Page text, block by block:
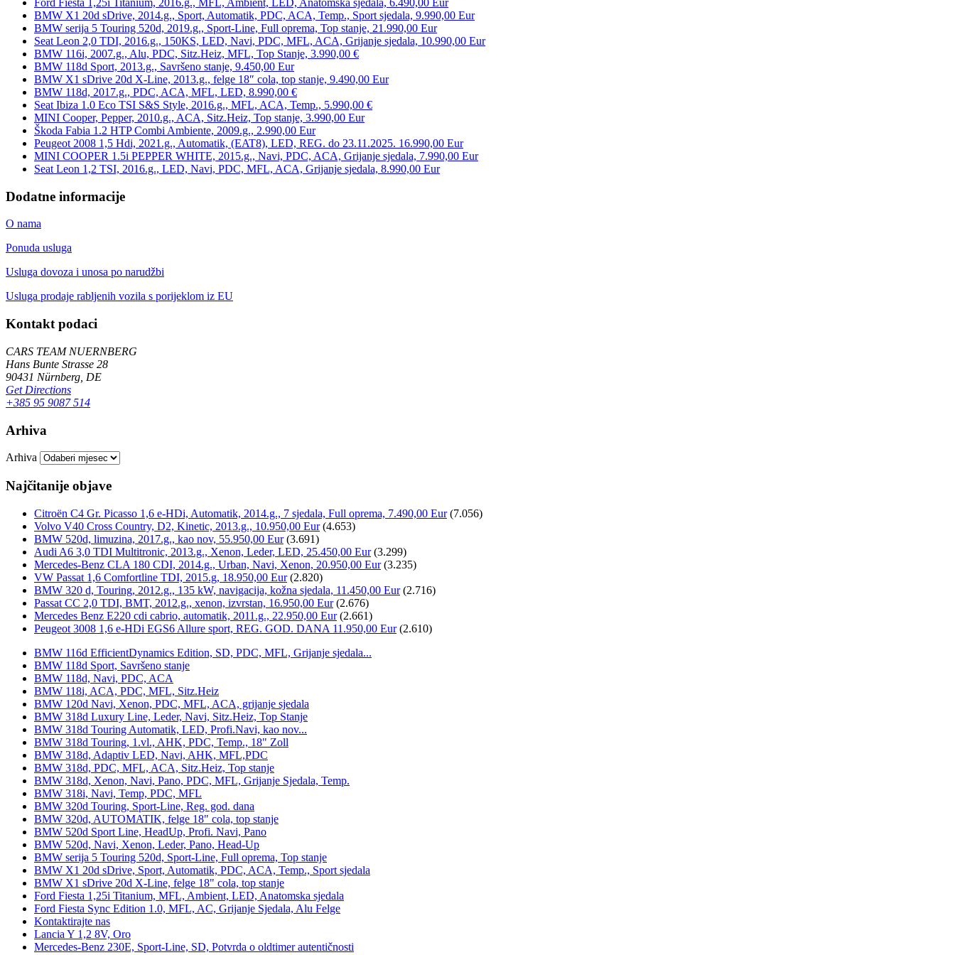
Ford Fiesta 1,25i Titanium, 2016.g., MFL, Ambient, LED, Anatomska sjedala, 6.490,00 Eur
BMW X1 20d sDrive, 2014.g., Sport, Automatik, PDC, ACA, Temp., Sport sjedala, 9.990,00 Eur
BMW serija 5 Touring 520d, 2019.g., Sport-Line, Full oprema, Top stanje, 21.990,00 Eur
Seat Leon 2,0 TDI, 2016.g., 150KS, LED, Navi, PDC, MFL, ACA, Grijanje sjedala, 10.990,00 Eur
BMW 116i, 2007.g., Alu, PDC, Sitz.Heiz, MFL, Top Stanje, 3.990,00 €
BMW 118d Sport, 2013.g., Savršeno stanje, 9.450,00 Eur
BMW X1 sDrive 20d X-Line, 2013.g., felge 18″ cola, top stanje, 9.490,00 Eur
BMW 118d, 2017.g., PDC, ACA, MFL, LED, 8.990,00 €
Seat Ibiza 1.0 Eco TSI S&S Style, 2016.g., MFL, ACA, Temp., 5.990,00 €
MINI Cooper, Pepper, 2010.g., ACA, Sitz.Heiz, Top stanje, 3.990,00 Eur
Škoda Fabia 1.2 HTP Combi Ambiente, 2009.g., 2.990,00 Eur
Peugeot 2008 1,5 Hdi, 2021.g., Automatik, (EAT8), LED, REG. do 23.11.2025. 16.990,00 Eur
MINI COOPER 1.5i PEPPER WHITE, 2015.g., Navi, PDC, ACA, Grijanje sjedala, 7.990,00 Eur
Seat Leon 1,2 TSI, 2016.g., LED, Navi, PDC, MFL, ACA, Grijanje sjedala, 8.990,00 Eur
Dodatne informacije
O nama
Ponuda usluga
Usluga dovoza i unosa po narudžbi
Usluga prodaje rabljenih vozila s porijeklom iz EU
Kontakt podaci
CARS TEAM NUERNBERG
Hans Bunte Strasse 28
90431 Nürnberg, DE
Get Directions
+385 95 9087 514
Arhiva
Arhiva
Najčitanije objave
Citroën C4 Gr. Picasso 1,6 e-HDi, Automatik, 2014.g., 7 sjedala, Full oprema, 7.490,00 Eur (7.056)
Volvo V40 Cross Country, D2, Kinetic, 2013.g., 10.950,00 Eur (4.653)
BMW 520d, limuzina, 2017.g., kao nov, 55.950,00 Eur (3.691)
Audi A6 3,0 TDI Multitronic, 2013.g., Xenon, Leder, LED, 25.450,00 Eur (3.299)
Mercedes-Benz CLA 180 CDI, 2014.g., Urban, Navi, Xenon, 20.950,00 Eur (3.235)
VW Passat 1,6 Comfortline TDI, 2015.g, 18.950,00 Eur (2.820)
BMW 320 d, Touring, 2012.g., 135 kW, navigacija, kožna sjedala, 11.450,00 Eur (2.716)
Passat CC 2,0 TDI, BMT, 2012.g., xenon, izvrstan, 16.950,00 Eur (2.676)
Mercedes Benz E220 cdi cabrio, automatik, 2011.g., 22.950,00 Eur (2.661)
Peugeot 3008 1,6 e-HDi EGS6 Allure sport, REG. GOD. DANA 11.950,00 Eur (2.610)
BMW 116d EfficientDynamics Edition, SD, PDC, MFL, Grijanje sjedala...
BMW 118d Sport, Savršeno stanje
BMW 118d, Navi, PDC, ACA
BMW 118i, ACA, PDC, MFL, Sitz.Heiz
BMW 120d Navi, Xenon, PDC, MFL, ACA, grijanje sjedala
BMW 318d Luxury Line, Leder, Navi, Sitz.Heiz, Top Stanje
BMW 318d Touring Automatik, LED, Profi.Navi, kao nov...
BMW 318d Touring, 1.vl., AHK, PDC, Temp., 18" Zoll
BMW 318d, Adaptiv LED, Navi, AHK, MFL,PDC
BMW 318d, PDC, MFL, ACA, Sitz.Heiz, Top stanje
BMW 318d, Xenon, Navi, Pano, PDC, MFL, Grijanje Sjedala, Temp.
BMW 318i, Navi, Temp, PDC, MFL
BMW 320d Touring, Sport-Line, Reg. god. dana
BMW 320d, AUTOMATIK, felge 18" cola, top stanje
BMW 520d Sport Line, HeadUp, Profi. Navi, Pano
BMW 520d, Navi, Xenon, Leder, Pano, Head-Up
BMW serija 5 Touring 520d, Sport-Line, Full oprema, Top stanje
BMW X1 20d sDrive, Sport, Automatik, PDC, ACA, Temp., Sport sjedala
BMW X1 sDrive 20d X-Line, felge 18" cola, top stanje
Ford Fiesta 1,25i Titanium, MFL, Ambient, LED, Anatomska sjedala
Ford Fiesta Sync Edition 1.0, MFL, AC, Grijanje Sjedala, Alu Felge
Kontaktirajte nas
Lancia Y 1,2 8V, Oro
Mercedes-Benz 230E, Sport-Line, SD, Potvrda o oldtimer autentičnosti